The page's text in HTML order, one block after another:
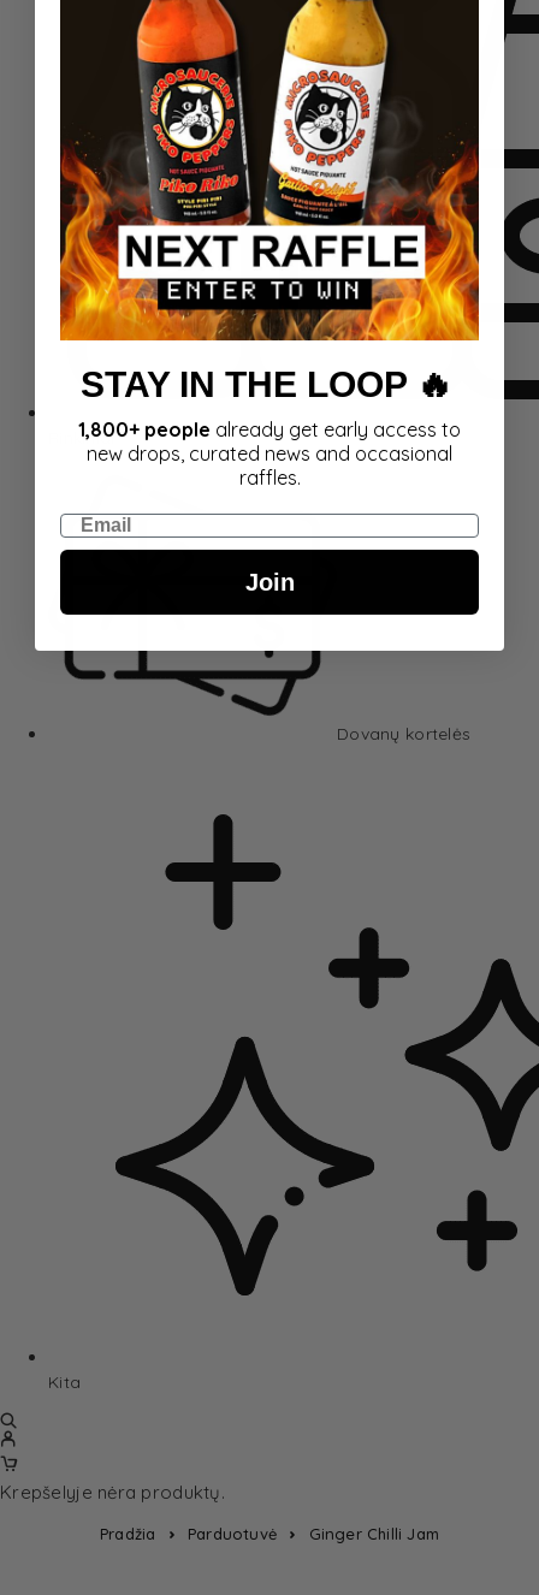
Rinkiniai
Dovanų kortelės
Kita
Krepšelyje nėra produktų.
Pradžia Parduotuvė Ginger Chilli Jam
STAY IN THE LOOP 🔥
1,800+ people already get early access to
new drops, curated news and occasional
raffles.
Email
Join